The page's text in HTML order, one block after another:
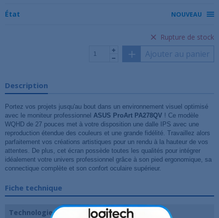
État NOUVEAU
Rupture de stock
Ajouter au panier
Description
Portez vos projets jusqu'au bout dans un environnement visuel optimisé
avec le moniteur professionnel ASUS ProArt PA278QV ! Ce modèle
WQHD de 27 pouces met à votre disposition une dalle IPS avec une
reproduction étendue des couleurs et une grande fidélité. Travaillez alors
parfaitement vos créations artistiques pour un rendu à la hauteur de vos
attentes. De plus, cet écran possède toutes les qualités pour intégrer
idéalement votre univers professionnel grâce à son pied ergonomique, sa
connectique complète et son confort oculaire supérieur.
Fiche technique
Technologie de dalle
IPS